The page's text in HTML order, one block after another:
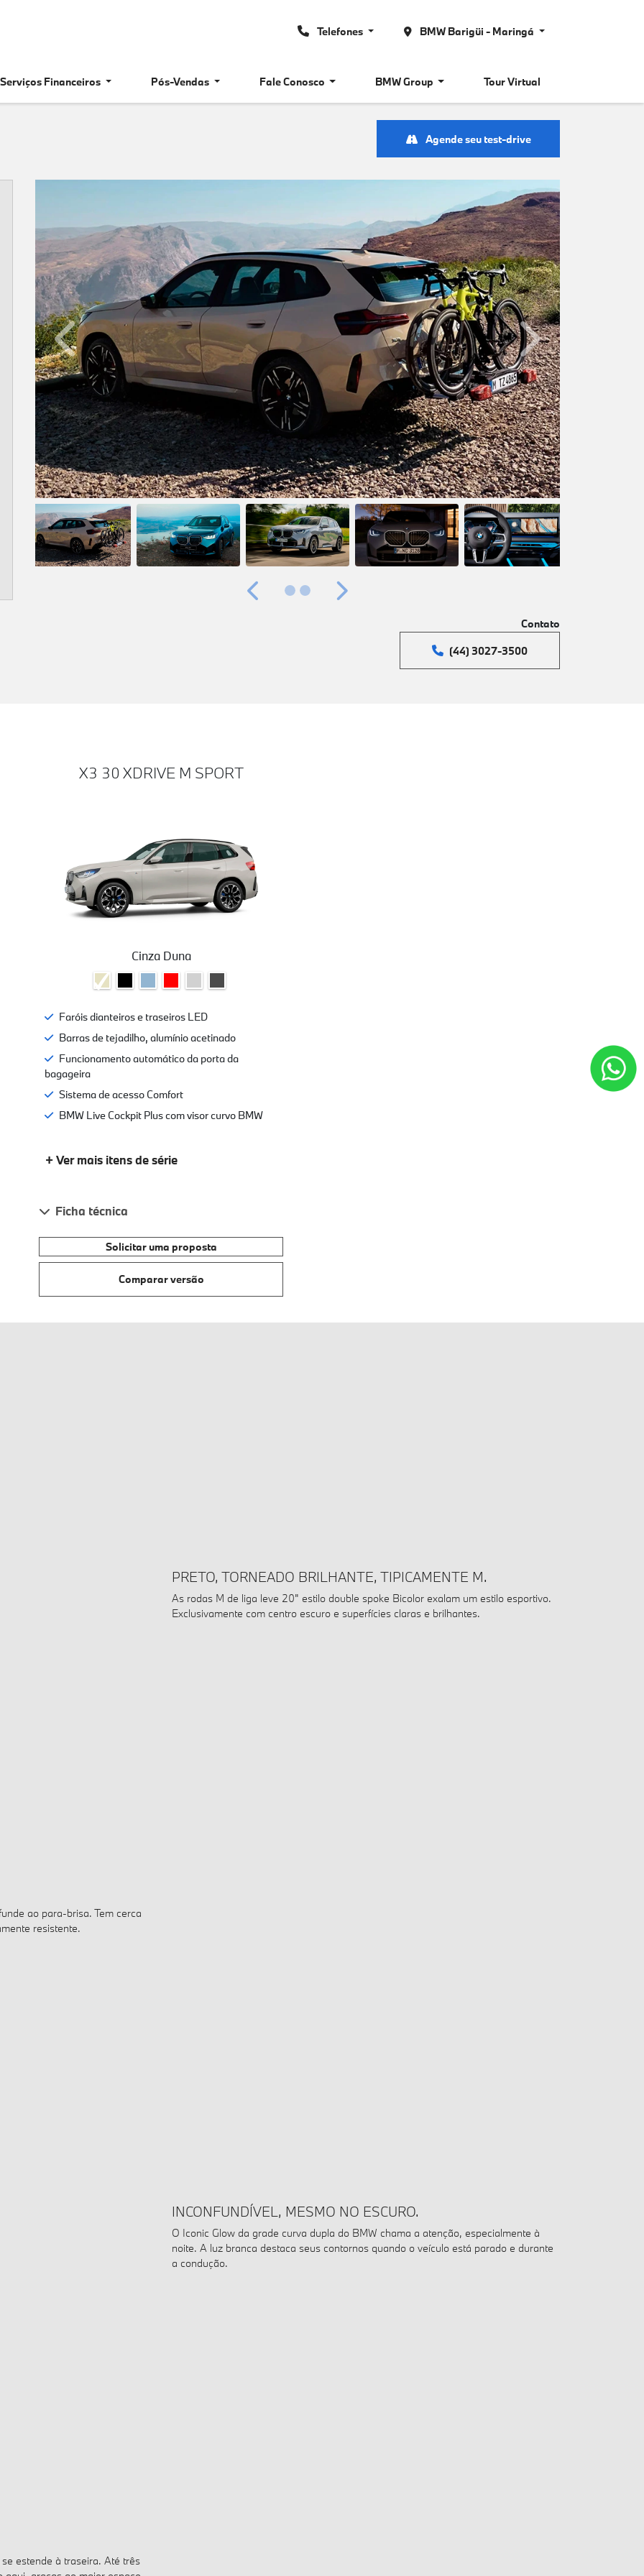
Telefones BMW Barigüi - Maringá
Serviços Financeiros Pós-Vendas Fale Conosco BMW Group Tour Virtual
Agende seu test-drive
Anterior Próximo
Anterior Próximo
Contato
(44) 3027-3500
X3 30 XDRIVE M SPORT
Cinza Duna
Faróis dianteiros e traseiros LED
Barras de tejadilho, alumínio acetinado
Funcionamento automático da porta da
bagageira
Sistema de acesso Comfort
BMW Live Cockpit Plus com visor curvo BMW
+ Ver mais itens de série
Ficha técnica
Solicitar uma proposta
Comparar versão
As rodas M de liga leve 20" estilo double spoke Bicolor exalam um estilo esportivo.
Exclusivamente com centro escuro e superfícies claras e brilhantes.